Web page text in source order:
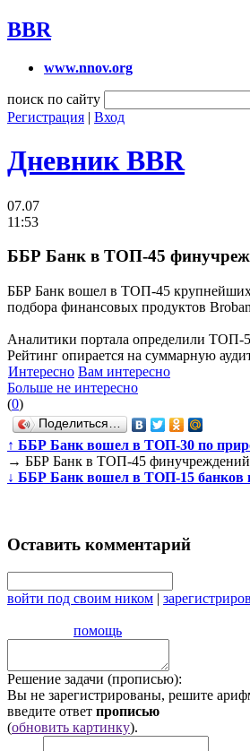
BBR
www.nnov.org
поиск по сайту
Регистрация | Вход
Дневник BBR
07.07
11:53
ББР Банк в ТОП-45
ББР Банк вошел в ТОП-45 крупнейших
подбора финансовых продуктов
Аналитики портала определили ТОП-
Рейтинг опирается на суммарную
Интересно Вам интересно
Больше не интересно
(0)
Поделиться…
↑ ББР Банк вошел в ТОП-30 по
→ ББР Банк в ТОП-45 финучреждений
↓ ББР Банк вошел в ТОП-15 банков
Оставить комментарий
войти под своим ником |
помощь
Решение задачи (прописью):
Вы не зарегистрированы, решите
введите ответ прописью
(обновить картинку).